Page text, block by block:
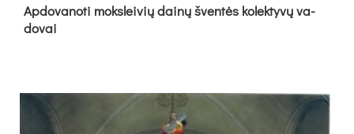
Ap­do­va­no­ti moks­lei­vių dai­nų šven­tės ko­lek­ty­vų va­
do­vai